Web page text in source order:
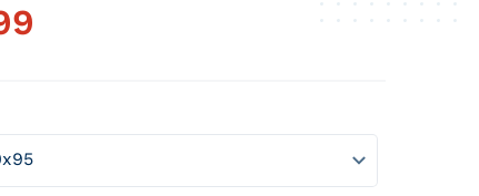
Abrir elemento multimedia 2 en vista de